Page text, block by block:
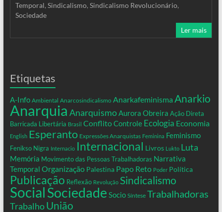
Temporal, Sindicalismo, Sindicalismo Revolucionário,
Sociedade
Ler mais
Etiquetas
A-Info Ambiental Anarcosindicalismo Anarkafeminisma Anarkio
Anarquia AnarquismoAurora Obreira Ação Direta
Barricada Libertária Brasil ConflitoControle Ecologia Economia
English Esperanto Expressões Anarquistas Feminina Feminismo
Fenikso Nigra Internacio Internacional Livros Lukto Luta
Memória Movimento das Pessoas Trabalhadoras Narrativa
Temporal Organização Palestina Papo Reto Poder Política
Publicação Reflexão Revolução Sindicalismo
SocialSociedade Socio Síntese Trabalhadoras
Trabalho União